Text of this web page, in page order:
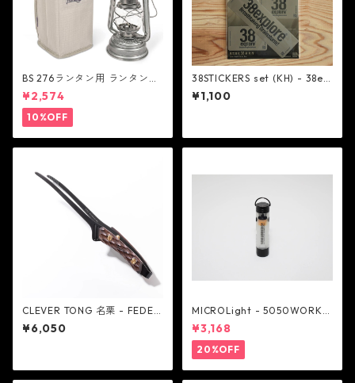
BS 276ランタン用 ランタンケ
ース - FEUERHAND
¥2,574
10%OFF
38STICKERS set (KH) - 38ex
plore
¥1,100
CLEVER TONG 名栗 - FEDEC
A
¥6,050
MICROLight - 5050WORKS
HOP
¥3,168
20%OFF